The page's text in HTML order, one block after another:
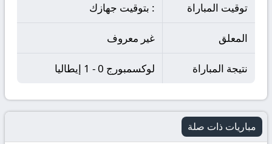
توقيت المباراة : بتوقيت جهازك
المعلق غير معروف
نتيجة المباراة لوكسمبورج 0 - 1 إيطاليا
مباريات ذات صلة